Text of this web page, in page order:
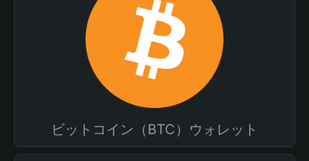
ビットコイン（BTC）ウォレット